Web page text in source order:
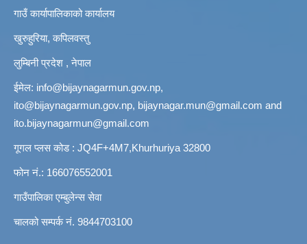
गाउँ कार्यापालिकाको कार्यालय
खुरुहुरिया, कपिलवस्तु
लुम्बिनी प्रदेश , नेपाल
ईमेल: info@bijaynagarmun.gov.np,
ito@bijaynagarmun.gov.np, bijaynagar.mun@gmail.com and
ito.bijaynagarmun@gmail.com
गूगल प्लस कोड : JQ4F+4M7,Khurhuriya 32800
फोन नं.: 166076552001
गाउँपालिका एम्बुलेन्स सेवा
चालको सम्पर्क नं. 9844703100